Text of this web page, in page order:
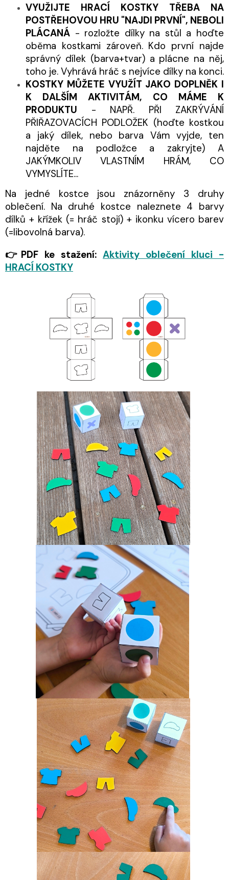
VYUŽIJTE HRACÍ KOSTKY TŘEBA NA
POSTŘEHOVOU HRU "NAJDI PRVNÍ", NEBOLI
PLÁCANÁ - rozložte dílky na stůl a hoďte
oběma kostkami zároveň. Kdo první najde
správný dílek (barva+tvar) a plácne na něj,
toho je. Vyhrává hráč s nejvíce dílky na konci.
KOSTKY MŮŽETE VYUŽÍT JAKO DOPLNĚK I
K DALŠÍM AKTIVITÁM, CO MÁME K
PRODUKTU - NAPŘ. PŘI ZAKRÝVÁNÍ
PŘIŘAZOVACÍCH PODLOŽEK (hoďte kostkou
a jaký dílek, nebo barva Vám vyjde, ten
najděte na podložce a zakryjte) A
JAKÝMKOLIV VLASTNÍM HRÁM, CO
VYMYSLÍTE...
Na jedné kostce jsou znázorněny 3 druhy
oblečení. Na druhé kostce naleznete 4 barvy
dílků + křížek (= hráč stojí) + ikonku vícero barev
(=libovolná barva).
👉PDF ke stažení: Aktivity oblečení kluci -
HRACÍ KOSTKY